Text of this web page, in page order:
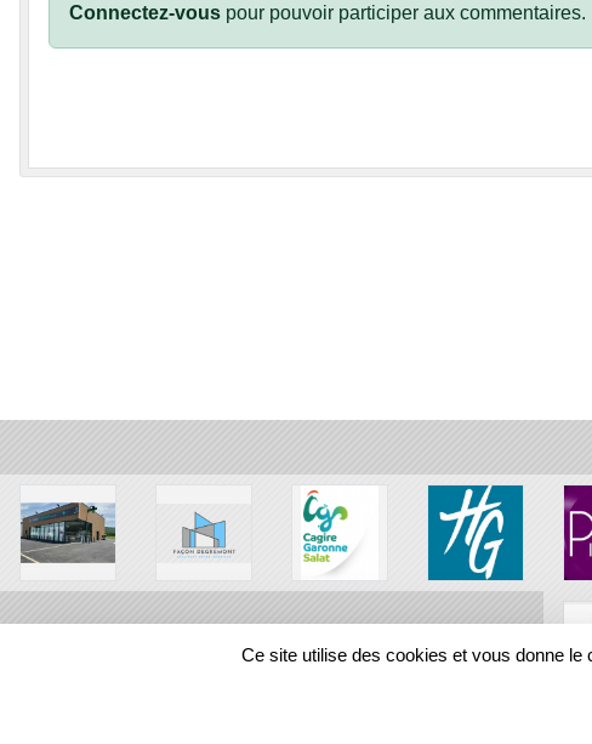
Connectez-vous pour pouvoir participer aux commentaires.
Ce site utilise des cookies et vous donne